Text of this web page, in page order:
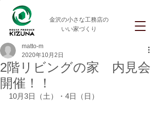
金沢の小さな工務店の
いい家づくり
2階リビングの家 内見会
開催！！
matto-m
2020年10月2日
10月3日（土）・4日（日）